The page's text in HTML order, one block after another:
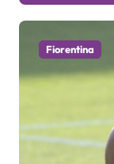
Fiorentina